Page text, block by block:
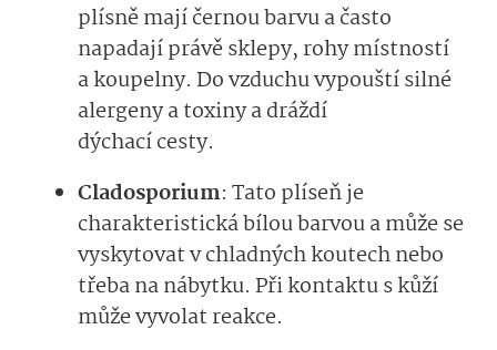
plísně mají černou barvu a často
napadají právě sklepy, rohy místností
a koupelny. Do vzduchu vypouští silné
alergeny a toxiny a dráždí
dýchací cesty.
Cladosporium: Tato plíseň je
charakteristická bílou barvou a může se
vyskytovat v chladných koutech nebo
třeba na nábytku. Při kontaktu s kůží
může vyvolat reakce.